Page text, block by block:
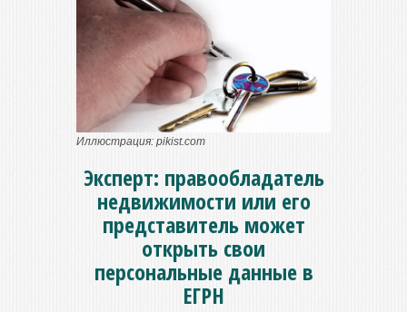
Иллюстрация: pikist.com
Эксперт: правообладатель
недвижимости или его
представитель может
открыть свои
персональные данные в
ЕГРН